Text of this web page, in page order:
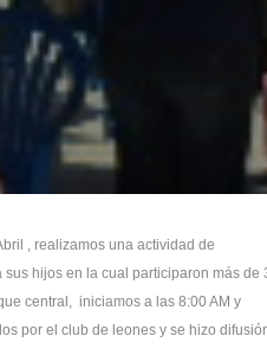
, realizamos una actividad de
hijos en la cual participaron más de
central, iniciamos a las 8:00 AM y
por el club de leones y se hizo